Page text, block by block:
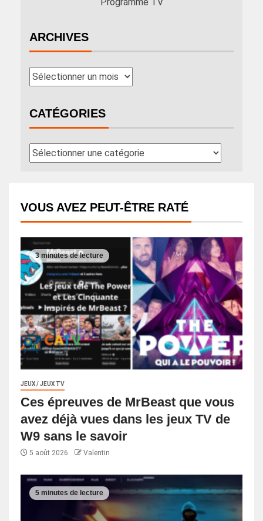
ARCHIVES
CATÉGORIES
VOUS AVEZ PEUT-ÊTRE RATÉ
3 minutes de lecture
JEUX / JEUX TV
Ces épreuves de MrBeast que vous
avez déjà vues dans les jeux TV de
W9 sans le savoir
5 août 2026 Valentin
5 minutes de lecture